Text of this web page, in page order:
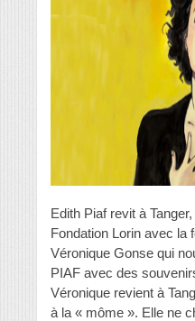
Edith Piaf revit à
Fondation Lorin avec la
Véronique Gonse qui
PIAF avec des
Véronique revient à
à la « môme ». Elle ne